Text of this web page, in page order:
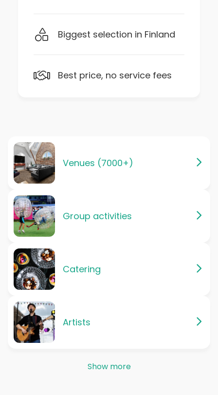
Biggest selection in Finland
Best price, no service fees
Venues (7000+)
Group activities
Catering
Artists
Show more